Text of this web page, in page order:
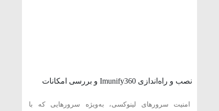
ویدئو آموزشی (۱۵) نصب و راه‌اندازی Imunify360 و بررسی امکانات
امنیتی آن در سی‌پنل
امنیت سرورهای لینوکسی، به‌ویژه سرورهایی که با